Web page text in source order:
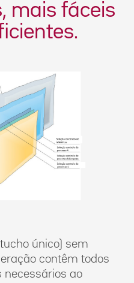
mais fáceis
único) sem
contêm todos
necessários ao